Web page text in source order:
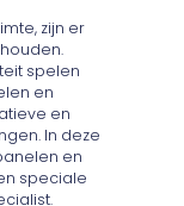
zijn er
spelen
en
en
In deze
en
speciale